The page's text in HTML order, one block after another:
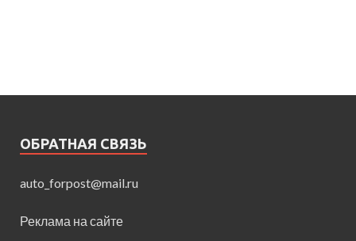
ОБРАТНАЯ СВЯЗЬ
auto_forpost@mail.ru
Реклама на сайте